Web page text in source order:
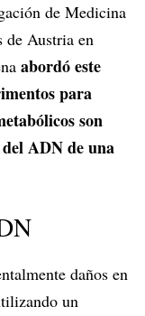
de Medicina
de Austria en
abordó este
para
son
ADN de una
daños en
un